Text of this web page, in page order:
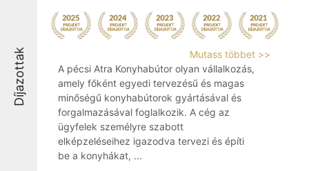
Díjazottak
Mutass többet >>
A pécsi Atra Konyhabútor olyan vállalkozás,
amely főként egyedi tervezésű és magas
minőségű konyhabútorok gyártásával és
forgalmazásával foglalkozik. A cég az
ügyfelek személyre szabott
elképzeléseihez igazodva tervezi és építi
be a konyhákat, ...